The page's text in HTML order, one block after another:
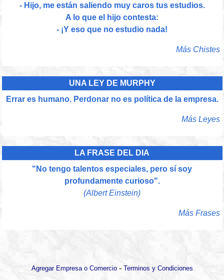
- Hijo, me están saliendo muy caros tus estudios.
A lo que el hijo contesta:
- ¡Y eso que no estudio nada!
Más Chistes
UNA LEY DE MURPHY
Errar es humano. Perdonar no es política de la empresa.
Más Leyes
LA FRASE DEL DIA
"No tengo talentos especiales, pero sí soy
profundamente curioso".
(Albert Einstein)
Más Frases
Agregar Empresa o Comercio- Terminos y Condiciones